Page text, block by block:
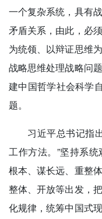
一个复杂系统，具有
矛盾关系，由此，必
为统领、以辩证思维
战略思维处理战略问
建中国哲学社会科学
题。
习近平总书记指
工作方法。”坚持系
根本、谋长远、重整
整体、开放等出发，
化规律，统筹中国式